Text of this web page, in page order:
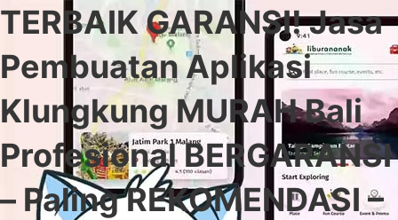
TERBAIK GARANSI! Jasa
Pembuatan Aplikasi
Klungkung MURAH Bali
Profesional BERGARANSI
– Paling REKOMENDASI –